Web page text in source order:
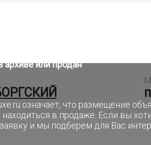
архиве или продан
означает, что размещение
в продаже. Если вы
и мы подберем для Вас